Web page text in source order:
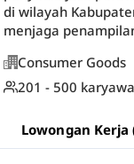
di wilayah
menjaga
Consumer Goods
201 - 500
Lowongan Kerja